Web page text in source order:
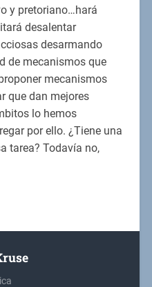
y pretoriano…hará
desalentar
desarmando
de mecanismos que
mecanismos
que dan mejores
lo hemos
por ello. ¿Tiene una
tarea? Todavía no,